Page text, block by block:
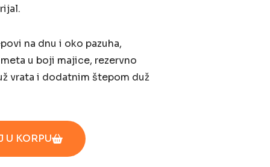
na dnu i oko pazuha,
u boji majice, rezervno
vrata i dodatnim štepom duž
U KORPU